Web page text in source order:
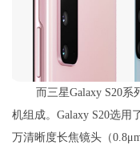
而三星Galaxy S20
机组成。Galaxy S20选用
万清晰度长焦镜头（